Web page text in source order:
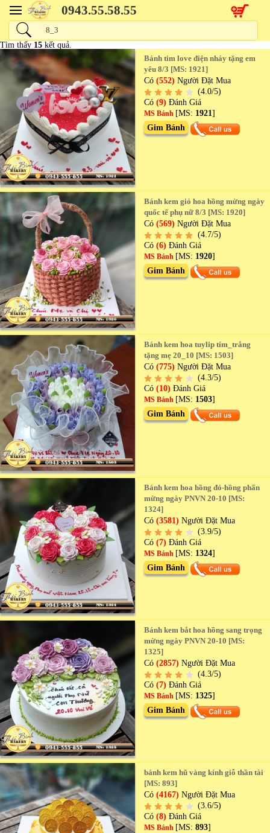
0943.55.58.55
Tìm thấy 15 kết quả.
Bánh tim love điện nháy tặng em
yêu 8/3 [MS: 1921]
Có(552) Người Đặt Mua
(4.0/5)
Có (9)Đánh Giá
MS Bánh [MS: 1921]
Gim Bánh
Bánh kem giỏ hoa hồng mừng ngày
quốc tế phụ nữ 8/3 [MS: 1920]
Có(569) Người Đặt Mua
(4.7/5)
Có (6)Đánh Giá
MS Bánh [MS: 1920]
Gim Bánh
Bánh kem hoa tuylip tím_trắng
tặng mẹ 20_10 [MS: 1503]
Có(775) Người Đặt Mua
(4.3/5)
Có (10)Đánh Giá
MS Bánh [MS: 1503]
Gim Bánh
Bánh kem hoa hồng đỏ-hồng phấn
mừng ngày PNVN 20-10 [MS:
1324]
Có(3581) Người Đặt Mua
(3.9/5)
Có (7)Đánh Giá
MS Bánh [MS: 1324]
Gim Bánh
Bánh kem bắt hoa hồng sang trọng
mừng ngày PNVN 20-10 [MS:
1325]
Có(2857) Người Đặt Mua
(4.3/5)
Có (7)Đánh Giá
MS Bánh [MS: 1325]
Gim Bánh
bánh kem hũ vàng kính giỗ thần tài
[MS: 893]
Có(4167) Người Đặt Mua
(3.6/5)
Có (8)Đánh Giá
MS Bánh [MS:893]